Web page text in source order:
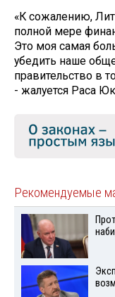
«К сожалению,
полной мере
Это моя самая
убедить наше
правительство в
- жалуется Раса
Рекомендуемые